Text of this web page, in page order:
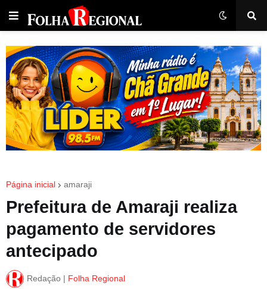
Página inicial amaraji
Prefeitura de Amaraji realiza
pagamento de servidores
antecipado
Redação | Folha Regional